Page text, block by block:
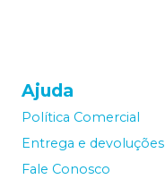
Ajuda
Política Comercial
Entrega e devoluções
Fale Conosco